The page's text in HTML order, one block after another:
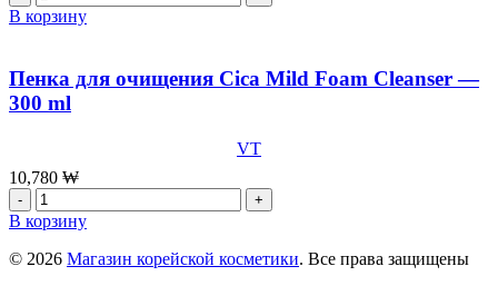
товара
Премиум
крем
для
век
Perfecting
Eye
cream,20мл
В корзину
Пенка для очищения Cica Mild Foam Cleanser —
300 ml
VT
10,780 ₩
Количество
товара
Пенка
для
В корзину
© 2026 Магазин корейской косметики. Все права защищены